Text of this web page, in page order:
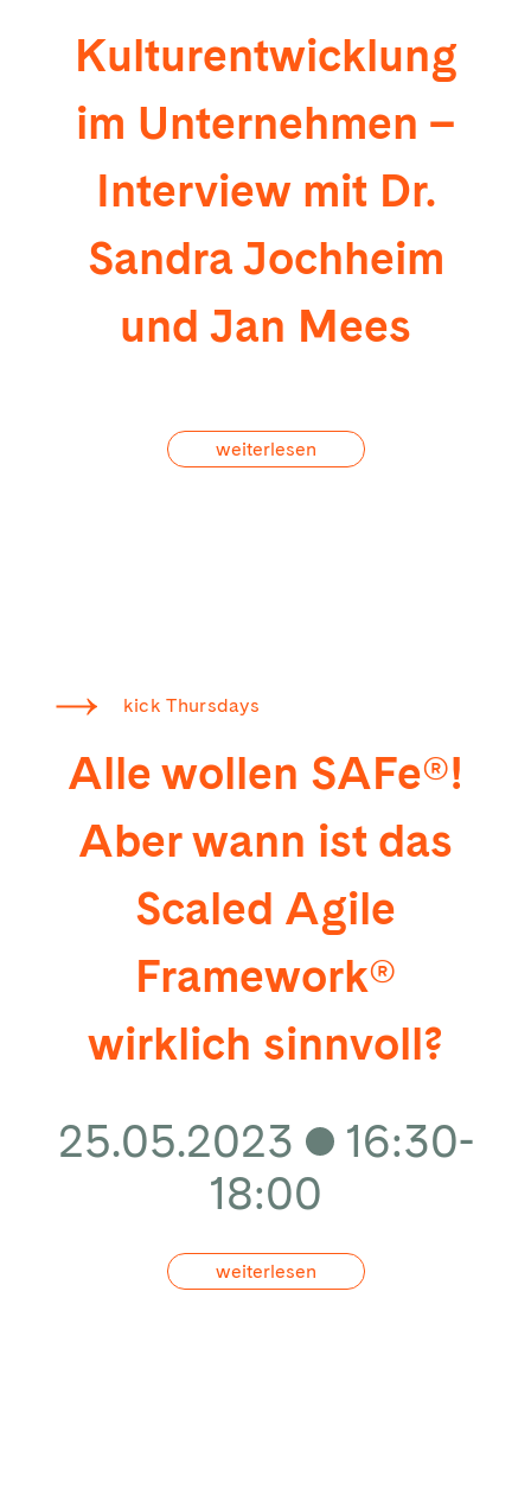
Kulturentwicklung
im Unternehmen –
Interview mit Dr.
Sandra Jochheim
und Jan Mees
weiterlesen
kick Thursdays
Alle wollen SAFe®!
Aber wann ist das
Scaled Agile
Framework®
wirklich sinnvoll?
25.05.2023
16:30-
18:00
weiterlesen